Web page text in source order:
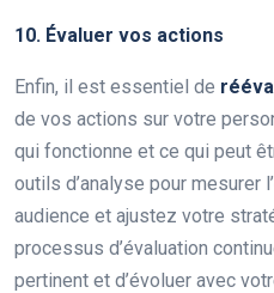
10. Évaluer vos actions
Enfin, il est essentiel de
de vos actions sur votre
qui fonctionne et ce qui peut
outils d’analyse pour mesurer
audience et ajustez votre
processus d’évaluation
pertinent et d’évoluer avec